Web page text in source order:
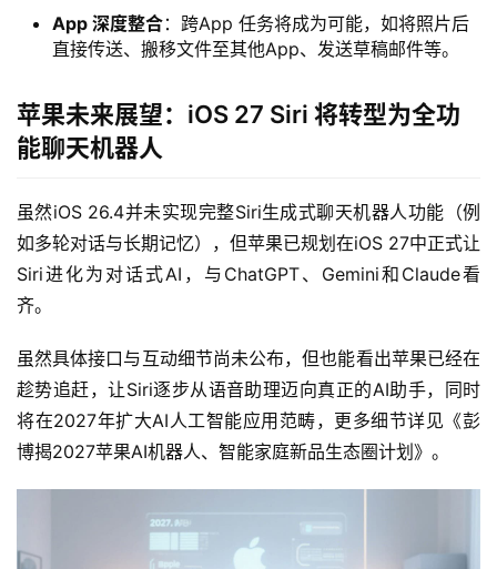
App 深度整合：跨App 任务将成为可能，如将照片后
直接传送、搬移文件至其他App、发送草稿邮件等。
苹果未来展望：iOS 27 Siri 将转型为全功
能聊天机器人
虽然iOS 26.4并未实现完整Siri生成式聊天机器人功能（例
如多轮对话与长期记忆），但苹果已规划在iOS 27中正式让
Siri进化为对话式AI，与ChatGPT、Gemini和Claude看
齐。
虽然具体接口与互动细节尚未公布，但也能看出苹果已经在
趁势追赶，让Siri逐步从语音助理迈向真正的AI助手，同时
将在2027年扩大AI人工智能应用范畴，更多细节详见《彭
博揭2027苹果AI机器人、智能家庭新品生态圈计划》。